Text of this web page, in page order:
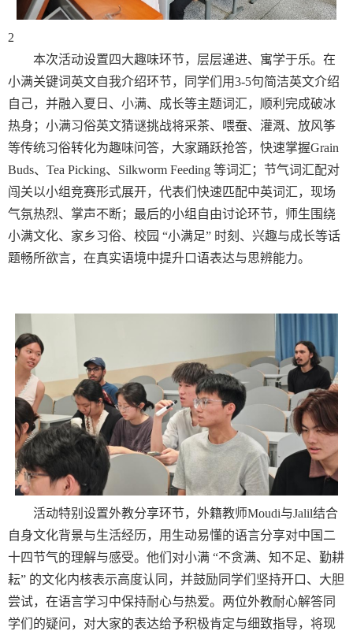
2
本次活动设置四大趣味环节，层层递进、寓学于乐。在
小满关键词英文自我介绍环节，同学们用3-5句简洁英文介绍
自己，并融入夏日、小满、成长等主题词汇，顺利完成破冰
热身；小满习俗英文猜谜挑战将采茶、喂蚕、灌溉、放风筝
等传统习俗转化为趣味问答，大家踊跃抢答，快速掌握Grain
Buds、Tea Picking、Silkworm Feeding 等词汇；节气词汇配对
闯关以小组竞赛形式展开，代表们快速匹配中英词汇，现场
气氛热烈、掌声不断；最后的小组自由讨论环节，师生围绕
小满文化、家乡习俗、校园 “小满足” 时刻、兴趣与成长等话
题畅所欲言，在真实语境中提升口语表达与思辨能力。
活动特别设置外教分享环节，外籍教师Moudi与Jalil结合
自身文化背景与生活经历，用生动易懂的语言分享对中国二
十四节气的理解与感受。他们对小满 “不贪满、知不足、勤耕
耘” 的文化内核表示高度认同，并鼓励同学们坚持开口、大胆
尝试，在语言学习中保持耐心与热爱。两位外教耐心解答同
学们的疑问，对大家的表达给予积极肯定与细致指导，将现